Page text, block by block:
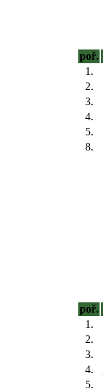
poř.
1.
2.
3.
4.
5.
8.
poř.
1.
2.
3.
4.
5.